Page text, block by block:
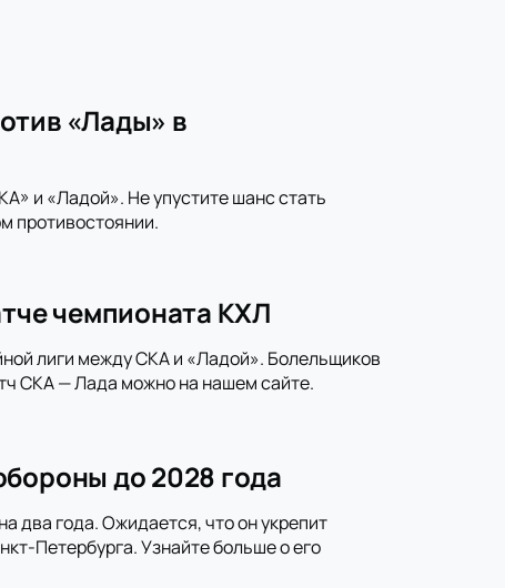
«Лады» в
и «Ладой». Не упустите шанс стать
противостоянии.
чемпионата КХЛ
лиги между СКА и «Ладой». Болельщиков
СКА — Лада можно на нашем сайте.
до 2028 года
два года. Ожидается, что он укрепит
Петербурга. Узнайте больше о его